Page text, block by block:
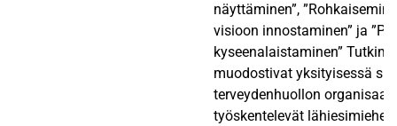
näyttäminen”,
visioon innostaminen” ja
kyseenalaistaminen”
muodostivat yksityisessä
terveydenhuollon
työskentelevät lähiesimiehet